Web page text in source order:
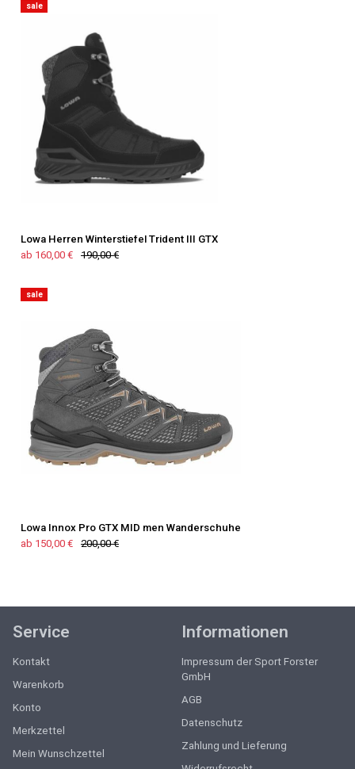
sale
Lowa Herren Winterstiefel Trident III GTX
ab 160,00 €
190,00 €
sale
Lowa Innox Pro GTX MID men Wanderschuhe
ab 150,00 €
200,00 €
Service
Kontakt
Warenkorb
Konto
Merkzettel
Mein Wunschzettel
Informationen
Impressum der Sport Forster
GmbH
AGB
Datenschutz
Zahlung und Lieferung